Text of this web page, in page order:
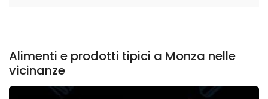
Alimenti e prodotti tipici a Monza nelle
vicinanze